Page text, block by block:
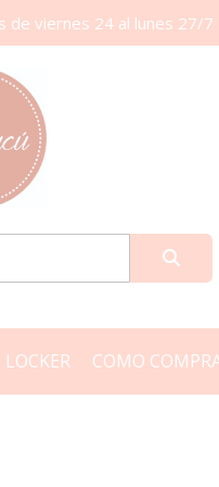
de viernes 24 al lunes 27/7
COMO